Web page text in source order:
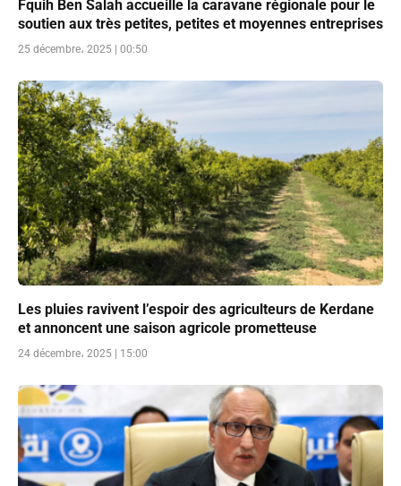
Fquih Ben Salah accueille la caravane régionale pour le
soutien aux très petites, petites et moyennes entreprises
25 décembre، 2025 | 00:50
Les pluies ravivent l’espoir des agriculteurs de Kerdane
et annoncent une saison agricole prometteuse
24 décembre، 2025 | 15:00